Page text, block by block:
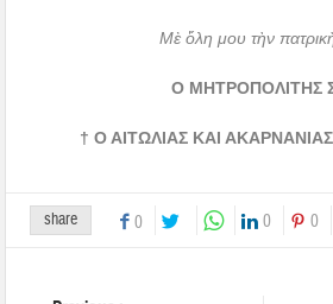
Μὲ ὅλη μου τὴν
Ο ΜΗΤΡΟΠΟΛΙΤΗΣ
† Ο ΑΙΤΩΛΙΑΣ ΚΑΙ
share 0 0 0